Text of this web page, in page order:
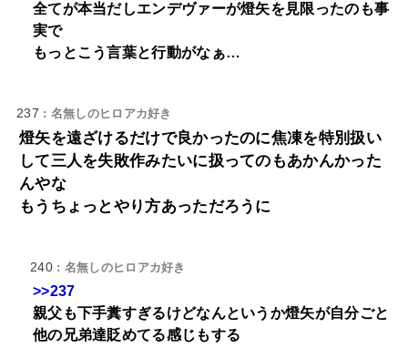
全てが本当だしエンデヴァーが燈矢を見限ったのも事
実で
もっとこう言葉と行動がなぁ…
237 : 名無しのヒロアカ好き
燈矢を遠ざけるだけで良かったのに焦凍を特別扱い
して三人を失敗作みたいに扱ってのもあかんかった
んやな
もうちょっとやり方あっただろうに
240 : 名無しのヒロアカ好き
>>237
親父も下手糞すぎるけどなんというか燈矢が自分ごと
他の兄弟達貶めてる感じもする